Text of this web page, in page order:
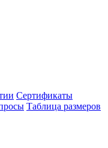
Сертификаты
Таблица размеров